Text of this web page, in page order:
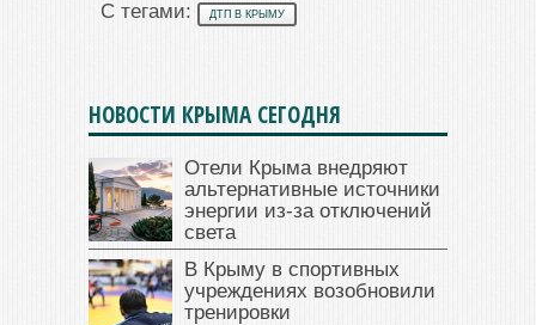
С тегами: ДТП В КРЫМУ
НОВОСТИ КРЫМА СЕГОДНЯ
Отели Крыма внедряют
альтернативные источники
энергии из-за отключений
света
В Крыму в спортивных
учреждениях возобновили
тренировки